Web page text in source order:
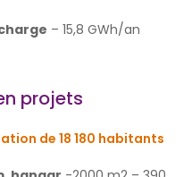
– 15,8 GWh/an
projets
de 18 180 habitants